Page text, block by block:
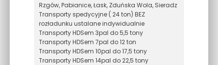
Rzgów, Pabianice, Łask, Zduńska Wola, Sieradz
Transporty spedycyjne ( 24 ton) BEZ
rozładunku ustalane indywidualnie
Transporty HDSem 3pal do 5,5 tony
Transporty HDSem 7pal do 12 ton
Transporty HDSem 10pal do 17,5 tony
Transporty HDSem 14pal do 22,5 tony